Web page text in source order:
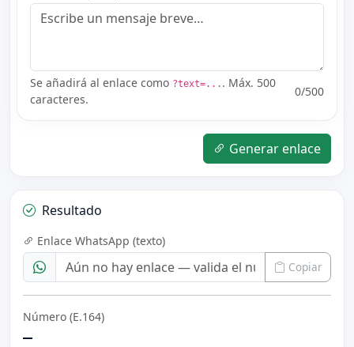
Se añadirá al enlace como ?text=... . Máx. 500
caracteres.
0/500
Generar enlace
Resultado
Enlace WhatsApp (texto)
Copiar
Número (E.164)
—